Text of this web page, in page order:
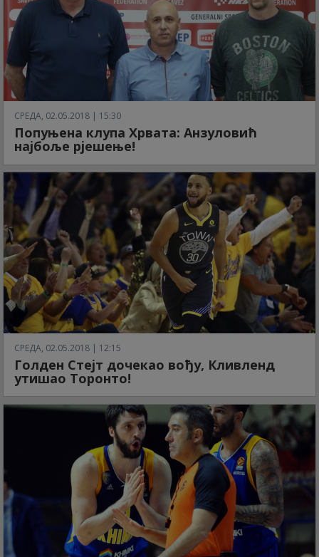
СРЕДА, 02.05.2018 | 15:30
Попуњена клупа Хрвата: Анзуловић
најбоље рјешење!
СРЕДА, 02.05.2018 | 12:15
Голден Стејт дочекао вођу, Кливленд
утишао Торонто!